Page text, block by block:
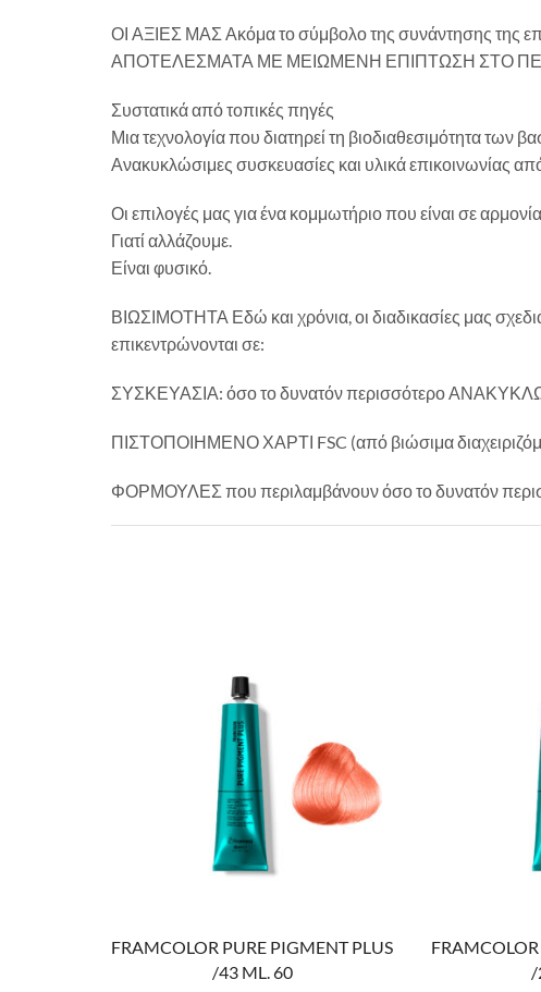
ΟΙ ΑΞΙΕΣ ΜΑΣ Ακόμα το σύμβολο της συνάντησης της
ΑΠΟΤΕΛΕΣΜΑΤΑ ΜΕ ΜΕΙΩΜΕΝΗ ΕΠΙΠΤΩΣΗ ΣΤΟ
Συστατικά από τοπικές πηγές
Μια τεχνολογία που διατηρεί τη βιοδιαθεσιμότητα των
Ανακυκλώσιμες συσκευασίες και υλικά επικοινωνίας
Οι επιλογές μας για ένα κομμωτήριο που είναι σε
Γιατί αλλάζουμε.
Είναι φυσικό.
ΒΙΩΣΙΜΟΤΗΤΑ Εδώ και χρόνια, οι διαδικασίες μας
επικεντρώνονται σε:
ΣΥΣΚΕΥΑΣΙΑ: όσο το δυνατόν περισσότερο
ΠΙΣΤΟΠΟΙΗΜΕΝΟ ΧΑΡΤΙ FSC (από βιώσιμα
ΦΟΡΜΟΥΛΕΣ που περιλαμβάνουν όσο το δυνατόν
FRAMCOLOR PURE PIGMENT PLUS
/43 ML. 60
/